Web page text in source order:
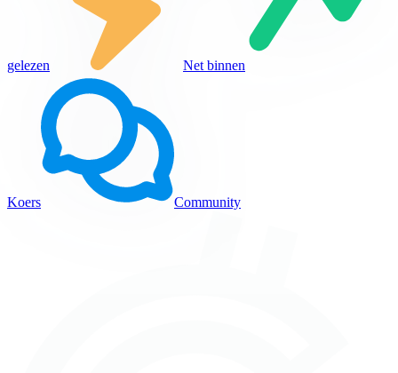
gelezen Net binnen
Koers Community